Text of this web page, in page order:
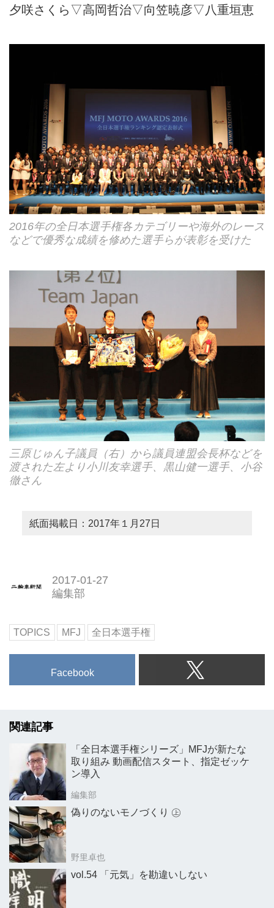
夕咲さくら▽高岡哲治▽向笠暁彦▽八重垣恵
2016年の全日本選手権各カテゴリーや海外のレース
などで優秀な成績を修めた選手らが表彰を受けた
三原じゅん子議員（右）から議員連盟会長杯などを
渡された左より小川友幸選手、黒山健一選手、小谷
徹さん
紙面掲載日：2017年１月27日
2017-01-27
編集部
TOPICS MFJ 全日本選手権
Facebook
関連記事
「全日本選手権シリーズ」MFJが新たな
取り組み 動画配信スタート、指定ゼッケ
ン導入
編集部
偽りのないモノづくり ㊤
野里卓也
vol.54 「元気」を勘違いしない